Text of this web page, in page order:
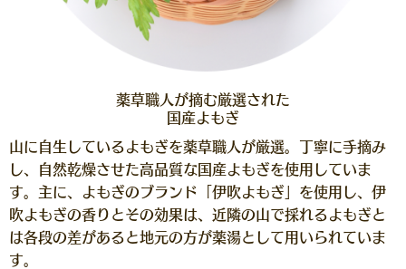
薬草職人が摘む厳選された
国産よもぎ
山に自生しているよもぎを薬草職人が厳選。丁寧に手摘み
し、自然乾燥させた高品質な国産よもぎを使用していま
す。主に、よもぎのブランド「伊吹よもぎ」を使用し、伊
吹よもぎの香りとその効果は、近隣の山で採れるよもぎと
は各段の差があると地元の方が薬湯として用いられていま
す。